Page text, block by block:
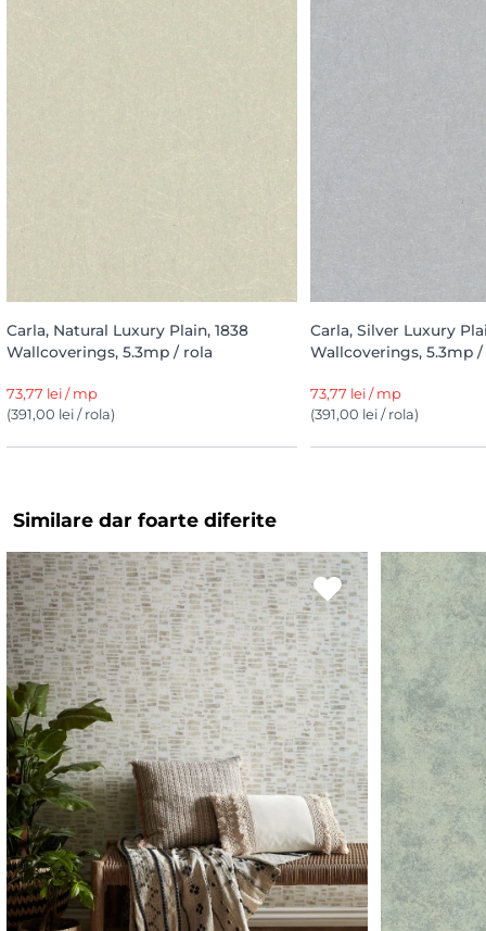
Carla, Natural Luxury Plain, 1838
Wallcoverings, 5.3mp / rola
73,77 lei / mp
(391,00 lei / rola)
Carla, Silver Luxury
Wallcoverings, 5.3mp
73,77 lei / mp
(391,00 lei / rola)
Similare dar foarte diferite